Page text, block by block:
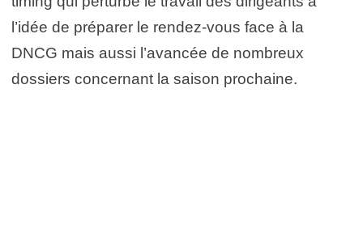
l’idée de préparer le rendez-vous face à la
DNCG mais aussi l’avancée de nombreux
dossiers concernant la saison prochaine.